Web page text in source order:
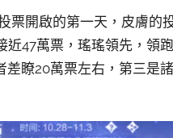
票開啟的第一天，皮膚的
47萬票，瑤瑤領先，領
瞭20萬票左右，第三是